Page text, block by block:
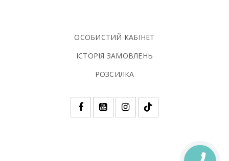
ОСОБИСТИЙ КАБІНЕТ
ІСТОРІЯ ЗАМОВЛЕНЬ
РОЗСИЛКА